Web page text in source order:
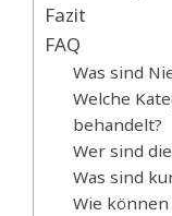
Fazit
FAQ
Was sind
Welche
behandelt?
Wer sind
Was sind
Wie